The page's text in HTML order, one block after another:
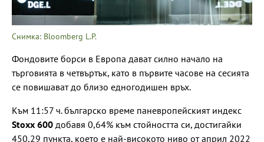
Снимка: Bloomberg L.P.
Фондовите борси в Европа дават силно начало на
търговията в четвъртък, като в първите часове на сесията
се повишават до близо едногодишен връх.
Към 11:57 ч. българско време паневропейският индекс
Stoxx 600 добавя 0,64% към стойността си, достигайки
450,29 пункта, което е най-високото ниво от април 2022